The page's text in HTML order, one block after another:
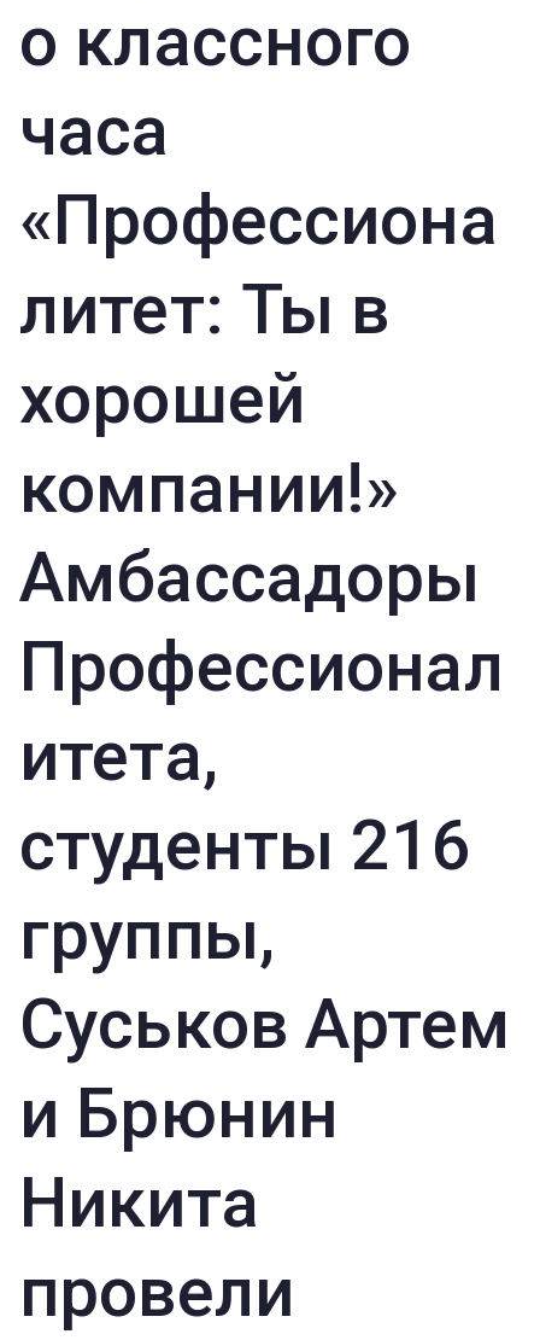
о классного
часа
«Профессиона
литет: Ты в
хорошей
компании!»
Амбассадоры
Профессионал
итета,
студенты 216
группы,
Суськов Артем
и Брюнин
Никита
провели